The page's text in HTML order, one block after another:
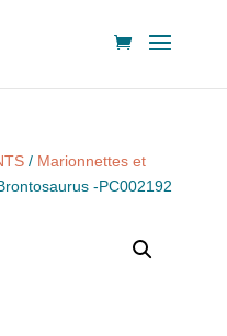
/ Marionnettes et
-PC002192